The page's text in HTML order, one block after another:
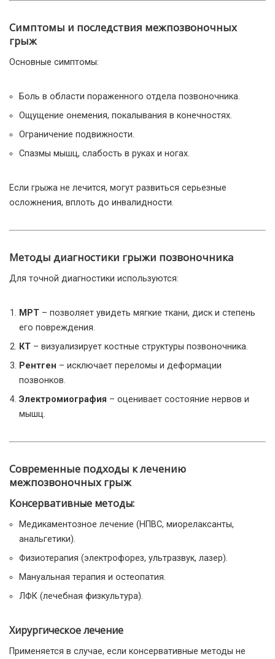
Симптомы и последствия межпозвоночных
грыж
Основные симптомы:
Боль в области пораженного отдела позвоночника.
Ощущение онемения, покалывания в конечностях.
Ограничение подвижности.
Спазмы мышц, слабость в руках и ногах.
Если грыжа не лечится, могут развиться серьезные
осложнения, вплоть до инвалидности.
Методы диагностики грыжи позвоночника
Для точной диагностики используются:
МРТ – позволяет увидеть мягкие ткани, диск и степень
его повреждения.
КТ – визуализирует костные структуры позвоночника.
Рентген – исключает переломы и деформации
позвонков.
Электромиография – оценивает состояние нервов и
мышц.
Современные подходы к лечению
межпозвоночных грыж
Консервативные методы:
Медикаментозное лечение (НПВС, миорелаксанты,
анальгетики).
Физиотерапия (электрофорез, ультразвук, лазер).
Мануальная терапия и остеопатия.
ЛФК (лечебная физкультура).
Хирургическое лечение
Применяется в случае, если консервативные методы не